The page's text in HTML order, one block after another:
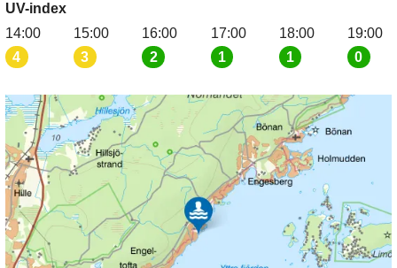
UV-index
14:00
4
15:00
3
16:00
2
17:00
1
18:00
1
19:00
0